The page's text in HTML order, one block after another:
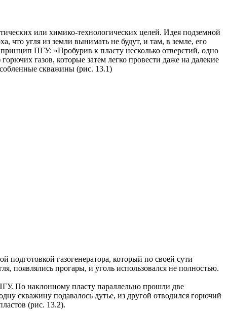
или химико-технологических целей. Идея подземной
что угля из земли вынимать не будут, и там, в земле, его
ПГУ: «Пробурив к пласту несколько отверстий, одно
газов, которые затем легко провести даже на далекие
скважины (рис. 13.1)
газогенератора, который по своей сути
появлялись прогары, и уголь использовался не полностью.
По наклонному пласту параллельно прошли две
скважину подавалось дутье, из другой отводился горючий
(рис. 13.2).